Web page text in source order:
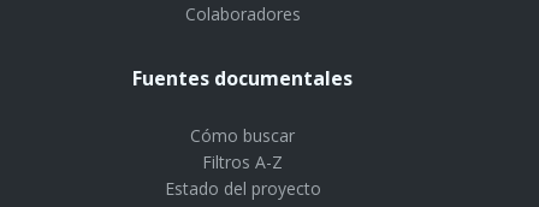
Colaboradores
Fuentes documentales
Cómo buscar
Filtros A-Z
Estado del proyecto